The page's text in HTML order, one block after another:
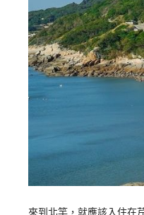
來到北竿，就應該入住在